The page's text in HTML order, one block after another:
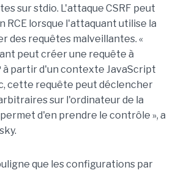
sur stdio. L'attaque CSRF peut
RCE lorsque l'attaquant utilise la
des requêtes malveillantes. «
peut créer une requête à
à partir d'un contexte JavaScript
cette requête peut déclencher
sur l'ordinateur de la
d'en prendre le contrôle », a
que les configurations par